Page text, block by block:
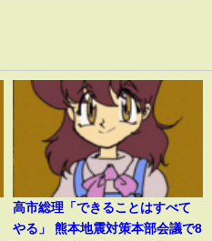
高市総理「できることはすべて
やる」 熊本地震対策本部会議で8